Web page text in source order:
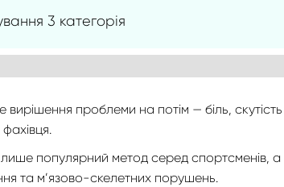
3 категорія
вирішення проблеми на потім — біль,
популярний метод серед спортсменів, а
та м’язово-скелетних порушень.